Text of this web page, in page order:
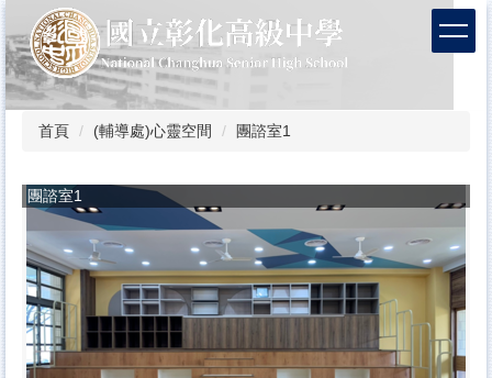
到
主
要
內
首頁 (輔導處)心靈空間 團諮室1
團諮室1